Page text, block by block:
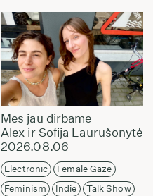
Mes jau dirbame
Alex ir Sofija Laurušonytė
2026.08.06
Electronic
Female Gaze
Feminism
Indie Talk Show